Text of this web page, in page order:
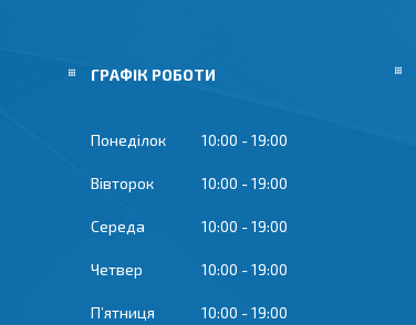
ГРАФІК РОБОТИ
Понеділок 10:00 19:00
Вівторок 10:00 19:00
Середа 10:00 19:00
Четвер 10:00 19:00
Пʼятниця 10:00 19:00